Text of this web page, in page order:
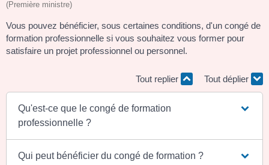
(Première ministre)
Vous pouvez bénéficier, sous certaines conditions, d'un congé de
formation professionnelle si vous souhaitez vous former pour
satisfaire un projet professionnel ou personnel.
Tout replier Tout déplier
Qu'est-ce que le congé de formation
professionnelle ?
Qui peut bénéficier du congé de formation ?